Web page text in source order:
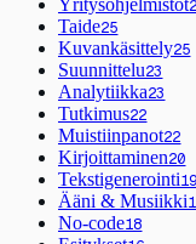
Taide25
Kuvankäsittely25
Suunnittelu23
Analytiikka23
Tutkimus22
Muistiinpanot22
Kirjoittaminen20
Tekstigenerointi19
Ääni & Musiikki
No-code18